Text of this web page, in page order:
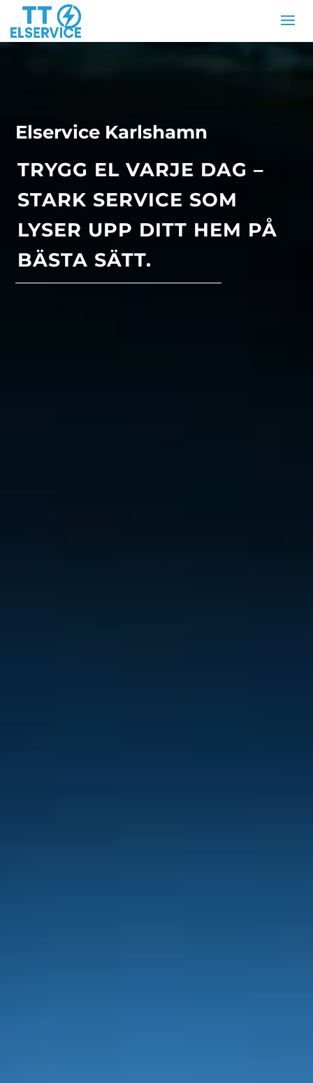
Elservice Karlshamn
TRYGG EL VARJE DAG –
STARK SERVICE SOM
LYSER UPP DITT HEM PÅ
BÄSTA SÄTT.